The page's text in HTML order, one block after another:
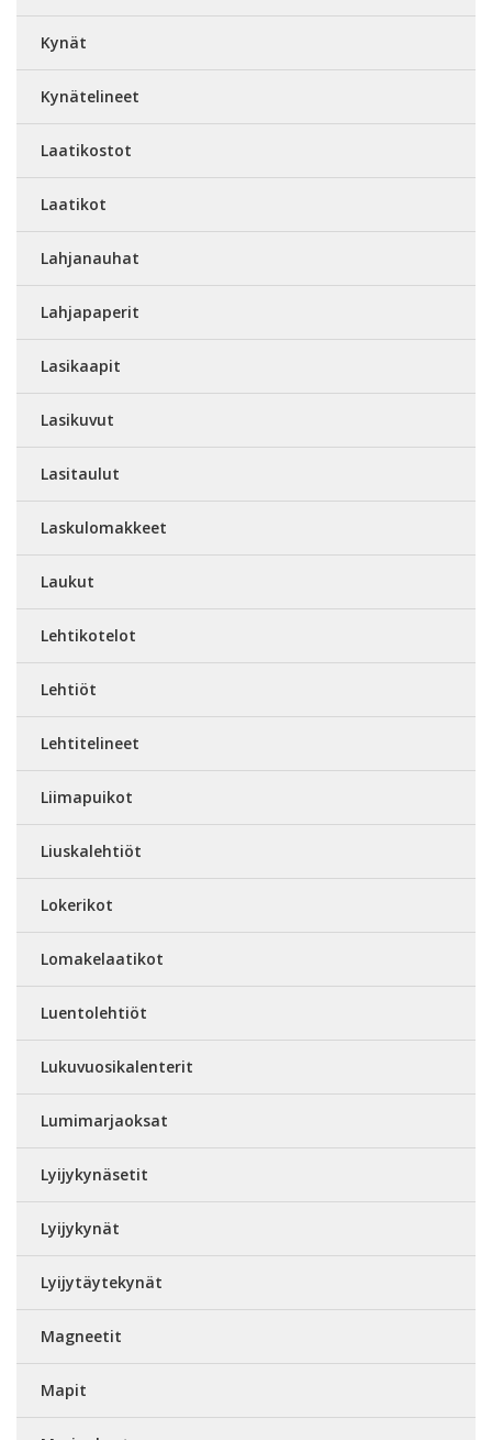
Kynät
Kynätelineet
Laatikostot
Laatikot
Lahjanauhat
Lahjapaperit
Lasikaapit
Lasikuvut
Lasitaulut
Laskulomakkeet
Laukut
Lehtikotelot
Lehtiöt
Lehtitelineet
Liimapuikot
Liuskalehtiöt
Lokerikot
Lomakelaatikot
Luentolehtiöt
Lukuvuosikalenterit
Lumimarjaoksat
Lyijykynäsetit
Lyijykynät
Lyijytäytekynät
Magneetit
Mapit